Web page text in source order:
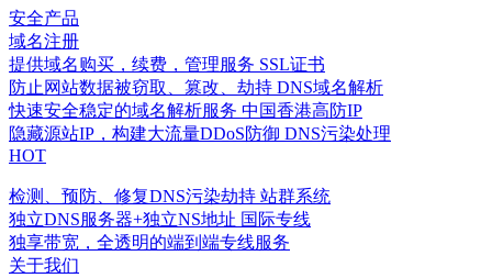
安全产品
域名注册
提供域名购买，续费，管理服务 SSL证书
防止网站数据被窃取、篡改、劫持 DNS域名解析
快速安全稳定的域名解析服务 中国香港高防IP
隐藏源站IP，构建大流量DDoS防御 DNS污染处理
HOT
检测、预防、修复DNS污染劫持 站群系统
独立DNS服务器+独立NS地址 国际专线
独享带宽，全透明的端到端专线服务
关于我们